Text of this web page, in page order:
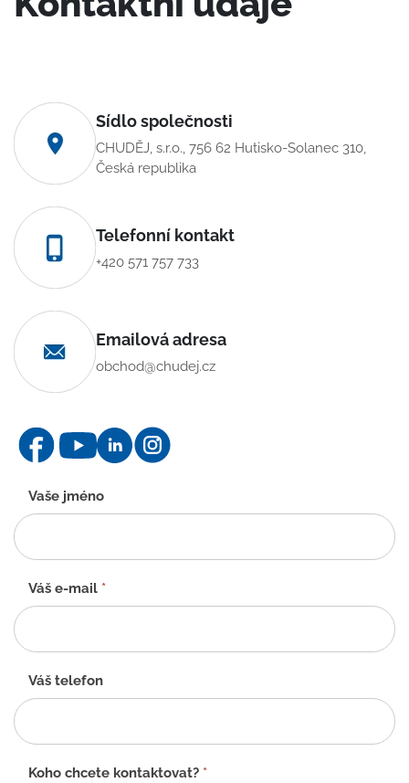
Sídlo společnosti
CHUDĚJ, s.r.o., 756 62 Hutisko-Solanec 310,
Česká republika
Telefonní kontakt
+420 571 757 733
Emailová adresa
obchod@chudej.cz
Kontaktní
formulář
-
CZ
Vaše jméno
Váš e-mail *
Váš telefon
Koho chcete kontaktovat? *